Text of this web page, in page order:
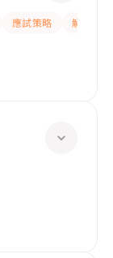
應試策略
解題思路